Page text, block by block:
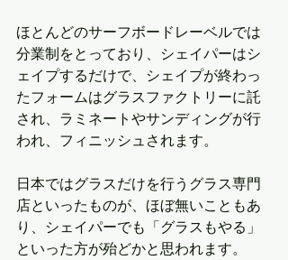
ほとんどのサーフボードレーベルでは
分業制をとっており、シェイパーはシ
ェイプするだけで、シェイプが終わっ
たフォームはグラスファクトリーに託
され、ラミネートやサンディングが行
われ、フィニッシュされます。
日本ではグラスだけを行うグラス専門
店といったものが、ほぼ無いこともあ
り、シェイパーでも「グラスもやる」
といった方が殆どかと思われます。